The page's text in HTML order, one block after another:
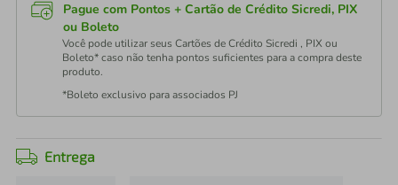
Pague com Pontos + Cartão de Crédito Sicredi, PIX
ou Boleto
Você pode utilizar seus Cartões de Crédito Sicredi , PIX ou
Boleto* caso não tenha pontos suficientes para a compra deste
produto.
*Boleto exclusivo para associados PJ
Entrega